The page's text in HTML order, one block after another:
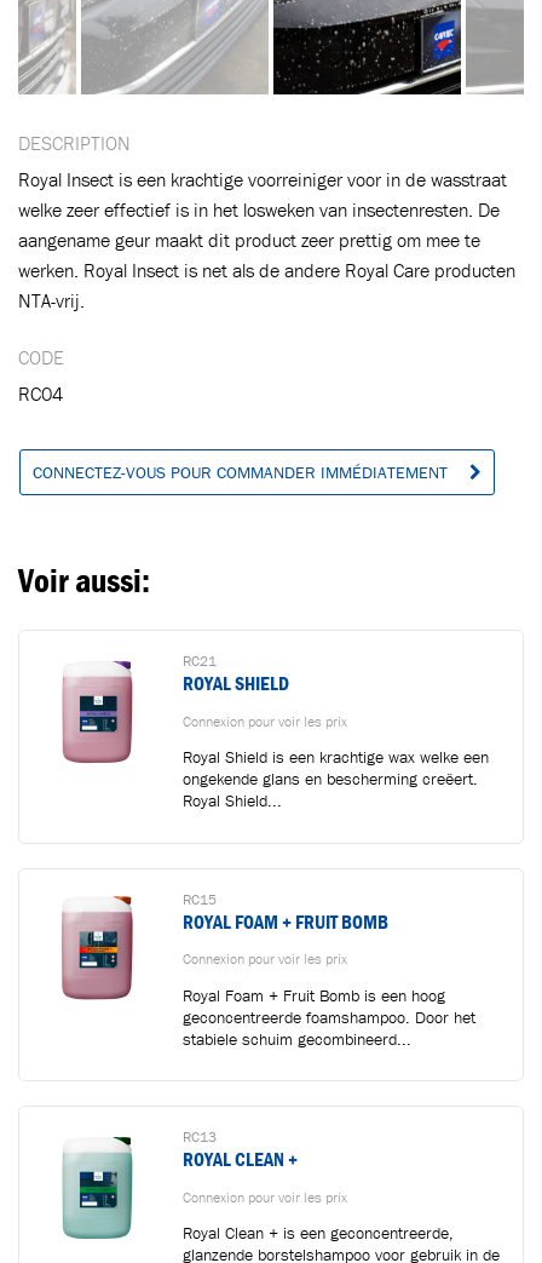
DESCRIPTION
Royal Insect is een krachtige voorreiniger voor in de wasstraat
welke zeer effectief is in het losweken van insectenresten. De
aangename geur maakt dit product zeer prettig om mee te
werken. Royal Insect is net als de andere Royal Care producten
NTA-vrij.
CODE
RC04
CONNECTEZ-VOUS POUR COMMANDER IMMÉDIATEMENT
Voir aussi:
RC21
ROYAL SHIELD
Connexion pour voir les prix
Royal Shield is een krachtige wax welke een
ongekende glans en bescherming creëert.
Royal Shield...
RC15
ROYAL FOAM + FRUIT BOMB
Connexion pour voir les prix
Royal Foam + Fruit Bomb is een hoog
geconcentreerde foamshampoo. Door het
stabiele schuim gecombineerd...
RC13
ROYAL CLEAN +
Connexion pour voir les prix
Royal Clean + is een geconcentreerde,
glanzende borstelshampoo voor gebruik in de
Ajouté au panier